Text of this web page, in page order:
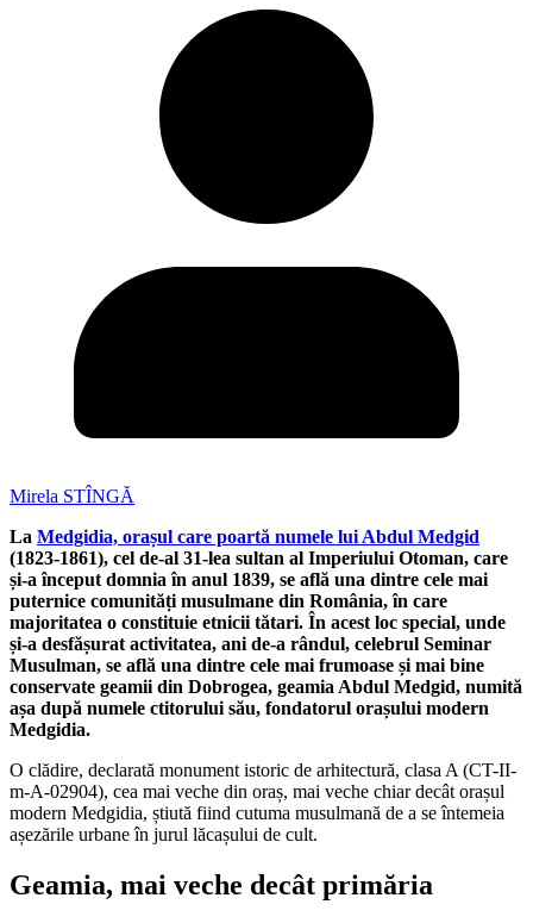
Mirela STÎNGĂ
La Medgidia, orașul care poartă numele lui Abdul Medgid
(1823-1861), cel de-al 31-lea sultan al Imperiului Otoman, care
și-a început domnia în anul 1839, se află una dintre cele mai
puternice comunități musulmane din România, în care
majoritatea o constituie etnicii tătari. În acest loc special, unde
și-a desfășurat activitatea, ani de-a rândul, celebrul Seminar
Musulman, se află una dintre cele mai frumoase și mai bine
conservate geamii din Dobrogea, geamia Abdul Medgid, numită
așa după numele ctitorului său, fondatorul orașului modern
Medgidia.
O clădire, declarată monument istoric de arhitectură, clasa A (CT-II-
m-A-02904), cea mai veche din oraș, mai veche chiar decât orașul
modern Medgidia, știută fiind cutuma musulmană de a se întemeia
așezările urbane în jurul lăcașului de cult.
Geamia, mai veche decât primăria